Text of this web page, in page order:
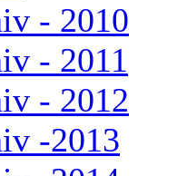
- 2010
- 2011
- 2012
-2013